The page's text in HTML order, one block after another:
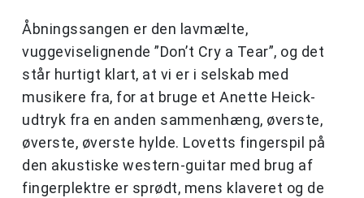
Åbningssangen er den lavmælte,
vuggeviselignende ”Don’t Cry a Tear”, og det
står hurtigt klart, at vi er i selskab med
musikere fra, for at bruge et Anette Heick-
udtryk fra en anden sammenhæng, øverste,
øverste, øverste hylde. Lovetts fingerspil på
den akustiske western-guitar med brug af
fingerplektre er sprødt, mens klaveret og de